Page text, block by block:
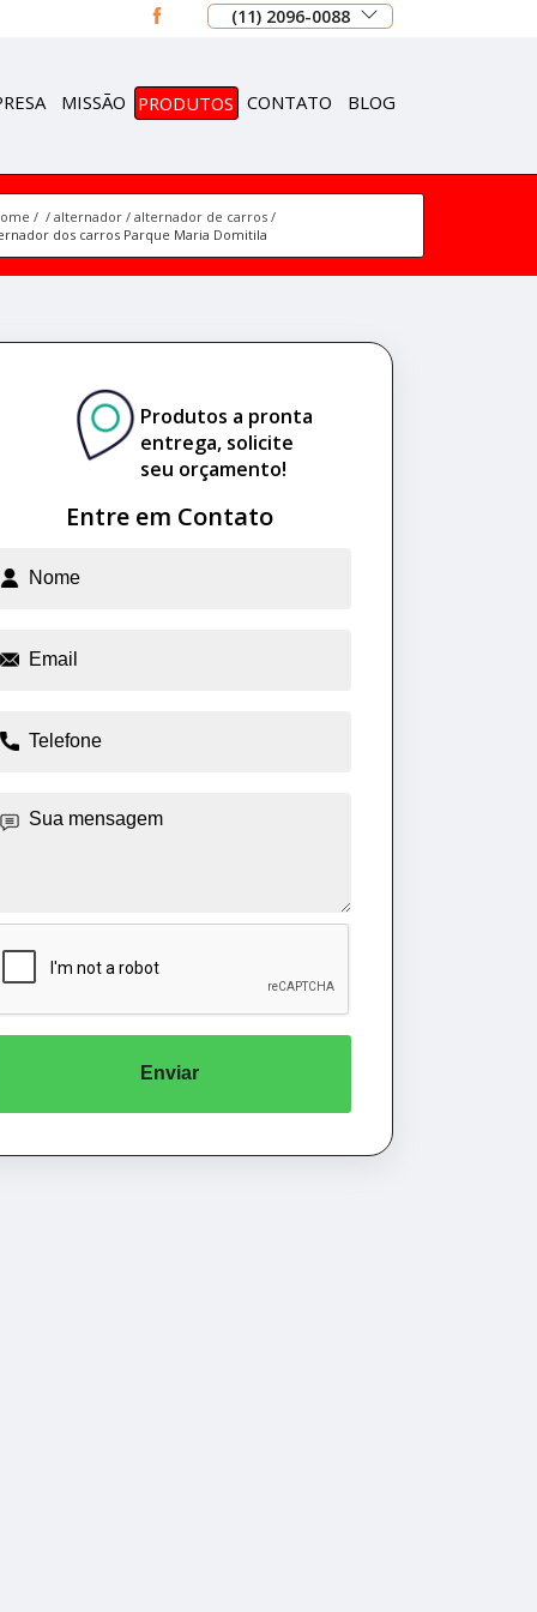
(11) 2096-0088
MISSÃO PRODUTOS CONTATO BLOG
alternador
alternador de carros
dos carros Parque Maria Domitila
Entre em Contato
Produtos a pronta
entrega, solicite
seu orçamento!
Enviar